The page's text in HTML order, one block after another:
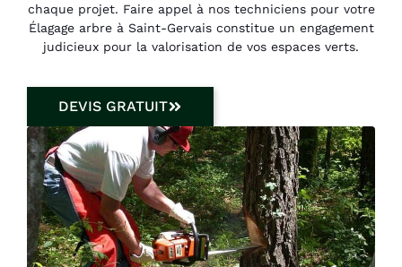
chaque projet. Faire appel à nos techniciens pour votre
Élagage arbre à Saint-Gervais constitue un engagement
judicieux pour la valorisation de vos espaces verts.
DEVIS GRATUIT